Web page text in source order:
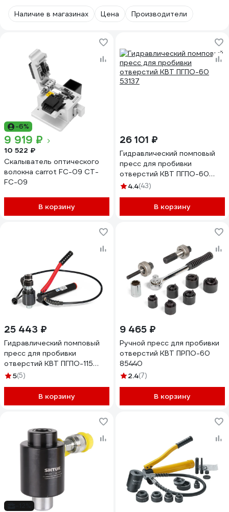
Наличие в магазинах Цена Производители
-6%
9 919 ₽
10 522 ₽
Скалыватель оптического
волокна carrot FC-09 CТ-
FC-09
В корзину
26 101 ₽
Гидравлический помповый
пресс для пробивки
отверстий КВТ ПГПО-60
53137
4.4(43)
В корзину
25 443 ₽
Гидравлический помповый
пресс для пробивки
отверстий КВТ ПГПО-115
88211
5(5)
В корзину
9 465 ₽
Ручной пресс для пробивки
отверстий КВТ ПРПО-60
85440
2.4(7)
В корзину